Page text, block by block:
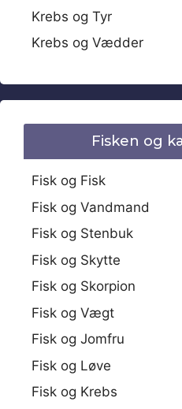
Krebs og Tyr
Krebs og Vædder
Fisken og
Fisk og Fisk
Fisk og Vandmand
Fisk og Stenbuk
Fisk og Skytte
Fisk og Skorpion
Fisk og Vægt
Fisk og Jomfru
Fisk og Løve
Fisk og Krebs